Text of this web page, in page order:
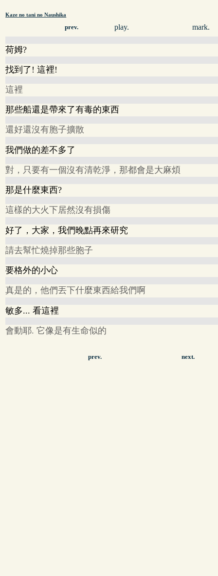
Kaze no tani no Naushika
prev. play. mark.
荷姆?
找到了! 這裡!
這裡
那些船還是帶來了有毒的東西
還好還沒有胞子擴散
我們做的差不多了
對，只要有一個沒有清乾淨，那都會是大麻煩
那是什麼東西?
這樣的大火下居然沒有損傷
好了，大家，我們晚點再來研究
請去幫忙燒掉那些胞子
要格外的小心
真是的，他們丟下什麼東西給我們啊
敏多... 看這裡
會動耶. 它像是有生命似的
prev. next.